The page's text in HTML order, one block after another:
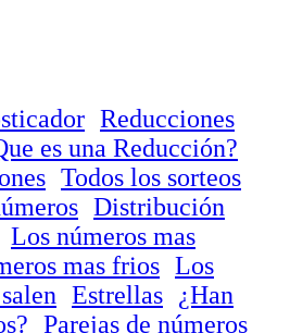
Reducciones
es una Reducción?
Todos los sorteos
Distribución
Los números mas
mas frios Los
Estrellas
¿Han
Parejas de números